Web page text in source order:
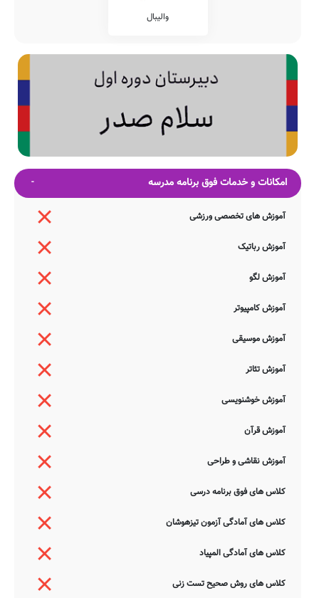
والیبال
امکانات و خدمات فوق برنامه مدرسه
آموزش های تخصصی ورزشی
آموزش رباتیک
آموزش لگو
آموزش کامپیوتر
آموزش موسیقی
آموزش تئاتر
آموزش خوشنویسی
آموزش قرآن
آموزش نقاشی و طراحی
کلاس های فوق برنامه درسی
کلاس های آمادگی آزمون تیزهوشان
کلاس های آمادگی المپیاد
کلاس های روش صحیح تست زنی